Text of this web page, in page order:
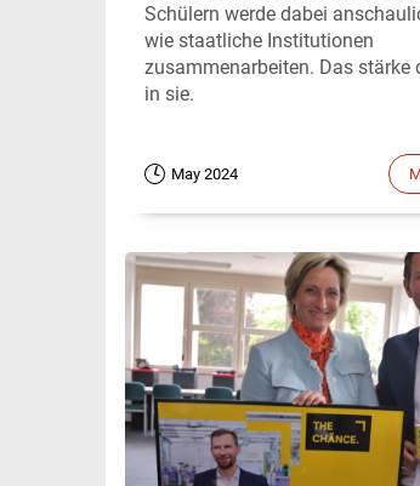
Schülern werde dabei
wie staatliche Institutionen
zusammenarbeiten. Das stärke
in sie.
May 2024